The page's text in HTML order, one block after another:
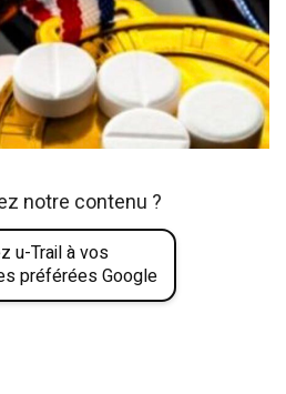
notre contenu ?
u-Trail à vos
préférées Google